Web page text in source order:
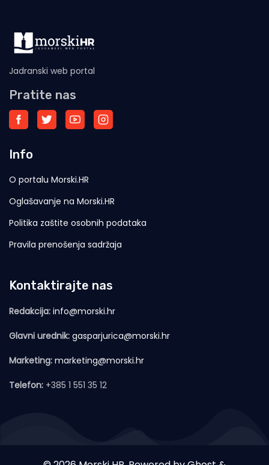
Jadranski web portal
Pratite nas
Info
O portalu Morski.HR
Oglašavanje na Morski.HR
Politika zaštite osobnih podataka
Pravila prenošenja sadržaja
Kontaktirajte nas
Redakcija: info@morski.hr
Glavni urednik: gasparjurica@morski.hr
Marketing: marketing@morski.hr
Telefon: +385 1 551 35 12